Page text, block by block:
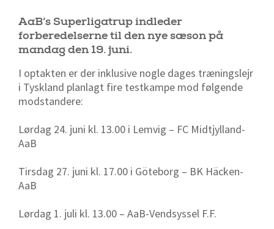
AaB’s Superligatrup indleder
forberedelserne til den nye sæson på
mandag den 19. juni.
I optakten er der inklusive nogle dages træningslejr
i Tyskland planlagt fire testkampe mod følgende
modstandere:
Lørdag 24. juni kl. 13.00 i Lemvig – FC Midtjylland-
AaB
Tirsdag 27. juni kl. 17.00 i Göteborg – BK Häcken-
AaB
Lørdag 1. juli kl. 13.00 – AaB-Vendsyssel F.F.